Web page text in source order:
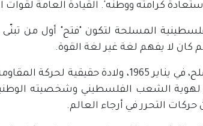
ووطنه'. القيادة العامة لقوات العاصفة
المسلحة لتكون "فتح" أول من تبنّى
كان لا يفهم لغة غير لغة القوة.
وقد شكل انطلاق حركة "فتح" بالكفاح المسلح، في يناير
لهوية الشعب الفلسطيني وشخصيته
التحرر في أرجاء العالم.